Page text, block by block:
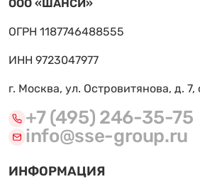
ООО «ШАНСИ»
ОГРН 1187746488555
ИНН 9723047977
г. Москва, ул. Островитянова, д.
+7 (495) 246-35-75
info@sse-group.ru
ИНФОРМАЦИЯ